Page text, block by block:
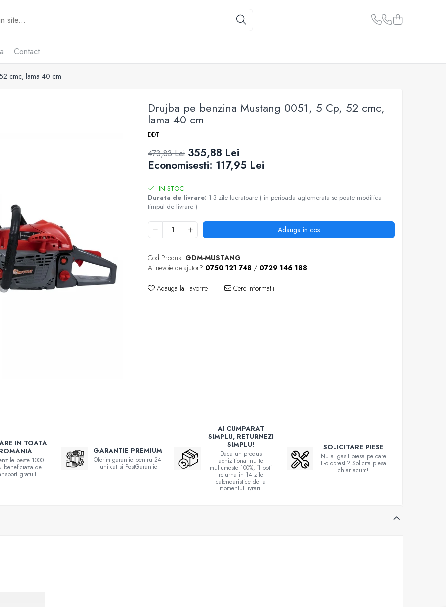
Contact
cmc, lama 40 cm
Drujba pe benzina Mustang 0051, 5 Cp, 52 cmc,
lama 40 cm
DDT
473,83 Lei 355,88 Lei
Economisesti: 117,95 Lei
IN STOC
Durata de livrare: 1-3 zile lucratoare ( in perioada aglomerata se poate modifica
timpul de livrare )
Adauga in cos
Cod Produs: GDM-MUSTANG
Ai nevoie de ajutor? 0750 121 748 / 0729 146 188
Adauga la Favorite Cere informatii
IN TOATA
ROMANIA
peste 1000
beneficiaza de
gratuit
GARANTIE PREMIUM
Oferim garantie pentru 24
luni cat si PostGarantie
AI CUMPARAT
SIMPLU, RETURNEZI
SIMPLU!
Daca un produs
achizitionat nu te
multumeste 100%, îl poti
returna în 14 zile
calendaristice de la
momentul livrarii
SOLICITARE PIESE
Nu ai gasit piesa pe care
ti-o doresti? Solicita piesa
chiar acum!